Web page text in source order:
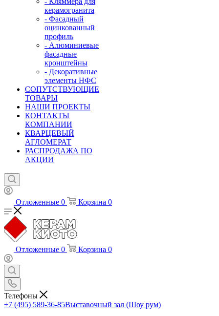
керамогранита
- Фасадный
оцинкованный
профиль
- Алюминиевые
фасадные
кронштейны
- Декоративные
элементы НФС
СОПУТСТВУЮЩИЕ
ТОВАРЫ
НАШИ ПРОЕКТЫ
КОНТАКТЫ
КОМПАНИИ
КВАРЦЕВЫЙ
АГЛОМЕРАТ
РАСПРОДАЖА ПО
АКЦИИ
Отложенные 0 Корзина 0
Отложенные 0 Корзина 0
Телефоны
+7 (495) 589-36-85Выставочный зал (Шоу рум)